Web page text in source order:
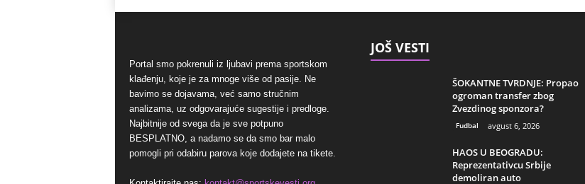
Portal smo pokrenuli iz ljubavi prema sportskom
klađenju, koje je za mnoge više od pasije. Ne
bavimo se dojavama, već samo stručnim
analizama, uz odgovarajuće sugestije i predloge.
Najbitnije od svega da je sve potpuno
BESPLATNO, a nadamo se da smo bar malo
pomogli pri odabiru parova koje dodajete na tikete.
JOŠ VESTI
ŠOKANTNE TVRDNJE: Propao
ogroman transfer zbog
Zvezdinog sponzora?
Fudbal avgust 6, 2026
HAOS U BEOGRADU:
Reprezentativcu Srbije
demoliran auto